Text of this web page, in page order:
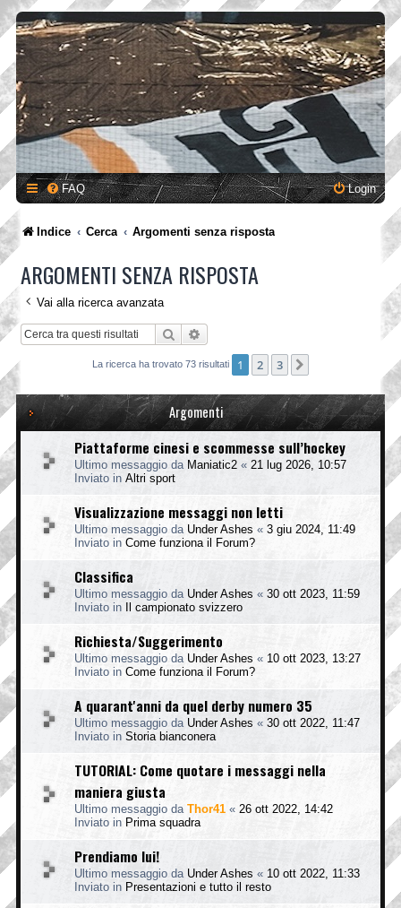
FAQ Login
Indice Cerca Argomenti senza risposta
ARGOMENTI SENZA RISPOSTA
Vai alla ricerca avanzata
Cerca
La ricerca ha trovato 73 risultati 1 2 3
Argomenti
Piattaforme cinesi e scommesse sull’hockey
Ultimo messaggio da Maniatic2 « 21 lug 2026, 10:57
Inviato in Altri sport
Visualizzazione messaggi non letti
Ultimo messaggio da Under Ashes « 3 giu 2024, 11:49
Inviato in Come funziona il Forum?
Classifica
Ultimo messaggio da Under Ashes « 30 ott 2023, 11:59
Inviato in
Il campionato svizzero
Richiesta/Suggerimento
Ultimo messaggio da Under Ashes « 10 ott 2023, 13:27
Inviato in Come funziona il Forum?
A quarant'anni da quel derby numero 35
Ultimo messaggio da Under Ashes « 30 ott 2022, 11:47
Inviato in Storia bianconera
TUTORIAL: Come quotare i messaggi nella
maniera giusta
Ultimo messaggio da Thor41 « 26 ott 2022, 14:42
Inviato in Prima squadra
Prendiamo lui!
Ultimo messaggio da Under Ashes « 10 ott 2022, 11:33
Inviato in Presentazioni e tutto il resto